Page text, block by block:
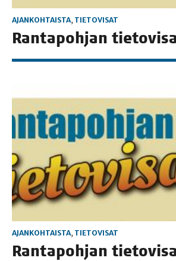
AJANKOHTAISTA, TIETOVISAT
Ran­ta­poh­jan tie­to­vi­sa
AJANKOHTAISTA, TIETOVISAT
Ran­ta­poh­jan tie­to­vi­sa